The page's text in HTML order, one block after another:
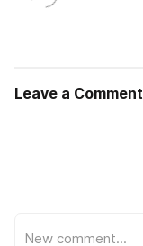
Leave a Comment